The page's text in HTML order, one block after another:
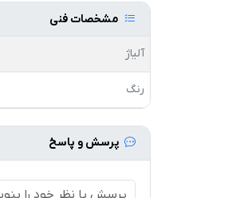
مشخصات فنی
آلیاژ
رنگ
پرسش و پاسخ